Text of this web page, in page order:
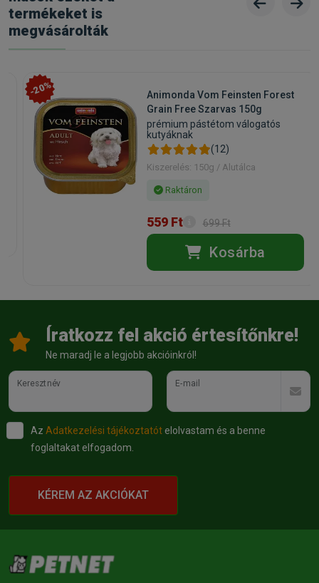
termékeket is
megvásárolták
-20%
Animonda Vom Feinsten Forest
Grain Free Szarvas 150g
prémium pástétom válogatós
kutyáknak
(12)
Kiszerelés: 150g / Alutálca
Raktáron
559 Ft 699 Ft
Kosárba
Íratkozz fel akció értesítőnkre!
Ne maradj le a legjobb akcióinkról!
Keresztnév E-mail
Az Adatkezelési tájékoztatót elolvastam és a benne
foglaltakat elfogadom.
KÉREM AZ AKCIÓKAT